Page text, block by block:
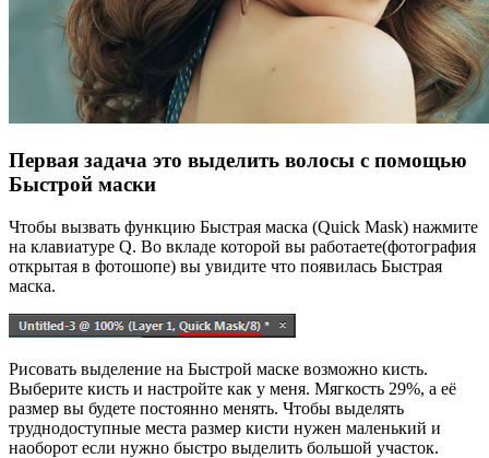
Первая задача это выделить волосы с помощью
Быстрой маски
Чтобы вызвать функцию Быстрая маска (Quick Mask) нажмите
на клавиатуре Q. Во вкладе которой вы работаете(фотография
открытая в фотошопе) вы увидите что появилась Быстрая
маска.
Рисовать выделение на Быстрой маске возможно кисть.
Выберите кисть и настройте как у меня. Мягкость 29%, а её
размер вы будете постоянно менять. Чтобы выделять
труднодоступные места размер кисти нужен маленький и
наоборот если нужно быстро выделить большой участок.